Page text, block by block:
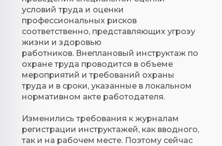
условий труда и оценки
профессиональных рисков
соответственно, представляющих угрозу
жизни и здоровью
работников. Внеплановый инструктаж по
охране труда проводится в объеме
мероприятий и требований охраны
труда и в сроки, указанные в локальном
нормативном акте работодателя.
Изменились требования к журналам
регистрации инструктажей, как вводного,
так и на рабочем месте. Поэтому сейчас